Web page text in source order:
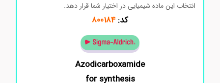
انتخاب این ماده شیمیایی در اختیار شما قرار دهد.
کد:800184
Azodicarboxamide
for synthesis